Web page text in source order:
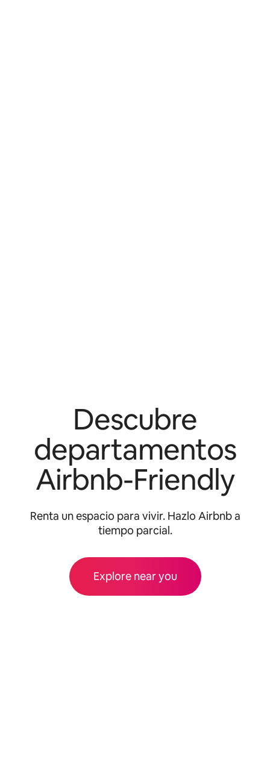
Descubre
departamentos
Airbnb-Friendly
Renta un espacio para vivir. Hazlo Airbnb a
tiempo parcial.
Explore near you